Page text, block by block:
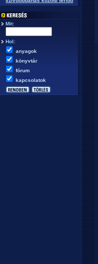
Mit:
Hol:
anyagok
könyvtár
fórum
kapcsolatok